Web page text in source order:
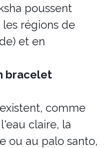
poussent
régions de
et en
bracelet
comme
claire, la
ou au palo santo,